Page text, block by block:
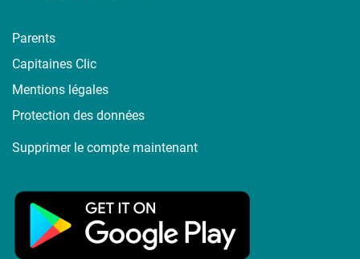
Parents
Capitaines Clic
Mentions légales
Protection des données
Supprimer le compte maintenant